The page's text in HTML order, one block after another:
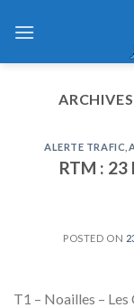
ALERTE TRAFIC
RTM :
POSTED ON
T1 – Noailles –